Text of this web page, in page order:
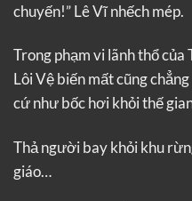
chuyến!” Lê Vĩ nhếch mép.
Trong phạm vi lãnh thổ của
Lôi Vệ biến mất cũng
cứ như bốc hơi khỏi thế
Thả người bay khỏi khu
giáo…